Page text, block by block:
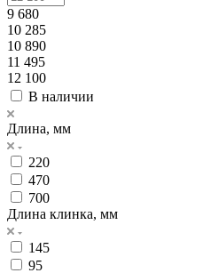
9 680
10 285
10 890
11 495
12 100
В наличии
Длина, мм
220
470
700
Длина клинка, мм
145
95